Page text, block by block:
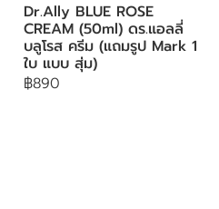
Dr.Ally BLUE ROSE
CREAM (50ml) ดร.แอลลี่
บลูโรส ครีม (แถมรูป Mark 1
ใบ แบบ สุ่ม)
฿890